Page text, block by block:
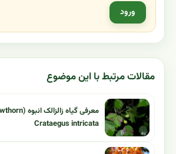
ورود
مقالات مرتبط با این موضوع
Crataegus intricata